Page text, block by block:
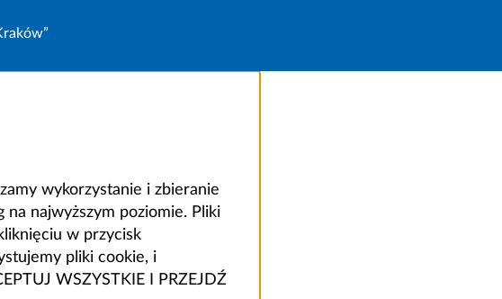
wykorzystanie i zbieranie
najwyższym poziomie. Pliki
w przycisk
pliki cookie, i
WSZYSTKIE I PRZEJDŹ